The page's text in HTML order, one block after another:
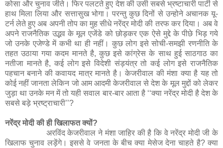
कोसा और चुनाव जीते। फिर पलटते हुए देश की उसी सबसे भ्रष्टाचारी पार्टी से
हाथ मिला लिया और सत्तासुख भोगा। परन्तु कुछ दिनों से उन्होने अचानक यू-
टर्न लेते हुए अब अपनी तोप का मुह सीधे नरेंद्र मोदी की तरफ कर दिया। अब वे
अपने राजनैतिक उद्भव के मूल एजेंडे को छोड़कर एक ऐसे मुद्दे के पीछे भिड़ गये
जो उनके एजेण्डे में कभी था ही नहीं। कुछ लोग इसे सोची-समझी रणनीति के
तहत उठाया गया कदम मानते है, कुछ इसे कांग्रेस के साथ हुई साठगाठ का
नतीजा मानते है, कई लोग इसे विदेशी संड़यंत्र तो कई लोग इसे राजनैतिक
पहचान बनाने की कवायद मात्र मानते है। केजरीवाल की मंशा क्या है यह तो
कोई नहीं जानता लेकिन जो आम आदमी केजरीवाल से देश के मूल मुद्दों को लेकर
जुड़ा था उनके मन में तो यही सवाल बार-बार आता है ‘‘क्या नरेंद्र मोदी है देश के
सबसे बड़े भ्रष्ट्राचारी’’?
नरेंद्र मोदी की ही खिलाफत क्यों?
अरविंद केजरीवाल ने मंशा जाहिर की है कि वे नरेंद्र मोदी जी के
खिलाफ चुनाव लड़ेंगे। इससे वे जनता के बीच क्या मेसेज देना चाहते है? क्या